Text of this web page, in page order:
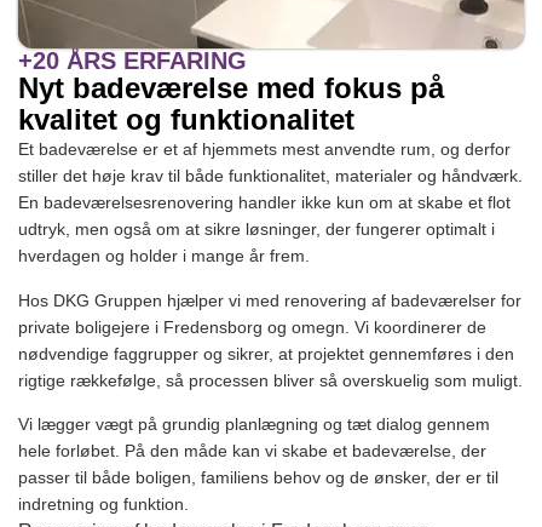
+20 ÅRS ERFARING
Nyt badeværelse med fokus på
kvalitet og funktionalitet
Et badeværelse er et af hjemmets mest anvendte rum, og derfor
stiller det høje krav til både funktionalitet, materialer og håndværk.
En badeværelsesrenovering handler ikke kun om at skabe et flot
udtryk, men også om at sikre løsninger, der fungerer optimalt i
hverdagen og holder i mange år frem.
Hos DKG Gruppen hjælper vi med renovering af badeværelser for
private boligejere i Fredensborg og omegn. Vi koordinerer de
nødvendige faggrupper og sikrer, at projektet gennemføres i den
rigtige rækkefølge, så processen bliver så overskuelig som muligt.
Vi lægger vægt på grundig planlægning og tæt dialog gennem
hele forløbet. På den måde kan vi skabe et badeværelse, der
passer til både boligen, familiens behov og de ønsker, der er til
indretning og funktion.